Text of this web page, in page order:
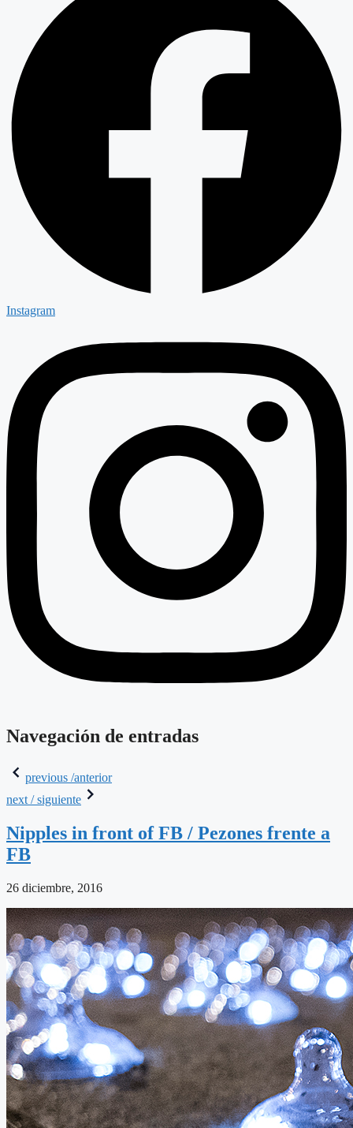
Instagram
Navegación de entradas
previous /anterior
next / siguiente
Nipples in front of FB / Pezones frente a
FB
26 diciembre, 2016